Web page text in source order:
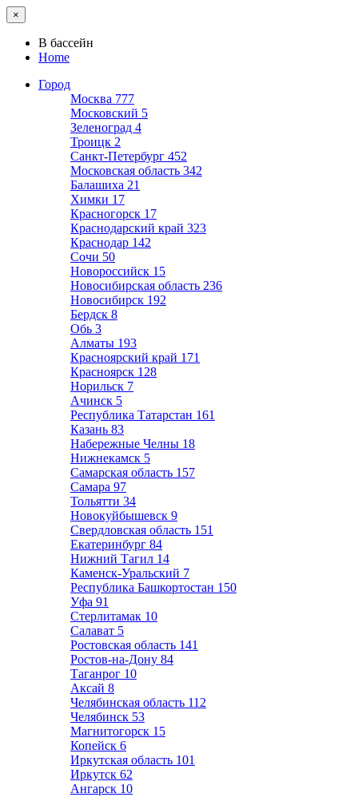
×
В бассейн
Home
Город
Москва 777
Московский 5
Зеленоград 4
Троицк 2
Санкт-Петербург 452
Московская область 342
Балашиха 21
Химки 17
Красногорск 17
Краснодарский край 323
Краснодар 142
Сочи 50
Новороссийск 15
Новосибирская область 236
Новосибирск 192
Бердск 8
Обь 3
Алматы 193
Красноярский край 171
Красноярск 128
Норильск 7
Ачинск 5
Республика Татарстан 161
Казань 83
Набережные Челны 18
Нижнекамск 5
Самарская область 157
Самара 97
Тольятти 34
Новокуйбышевск 9
Свердловская область 151
Екатеринбург 84
Нижний Тагил 14
Каменск-Уральский 7
Республика Башкортостан 150
Уфа 91
Стерлитамак 10
Салават 5
Ростовская область 141
Ростов-на-Дону 84
Таганрог 10
Аксай 8
Челябинская область 112
Челябинск 53
Магнитогорск 15
Копейск 6
Иркутская область 101
Иркутск 62
Ангарск 10